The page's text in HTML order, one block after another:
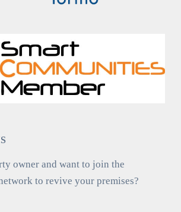
owner and want to join the
to revive your premises?